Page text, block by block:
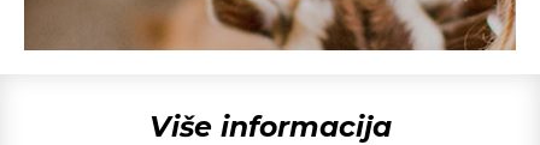
Više informacija